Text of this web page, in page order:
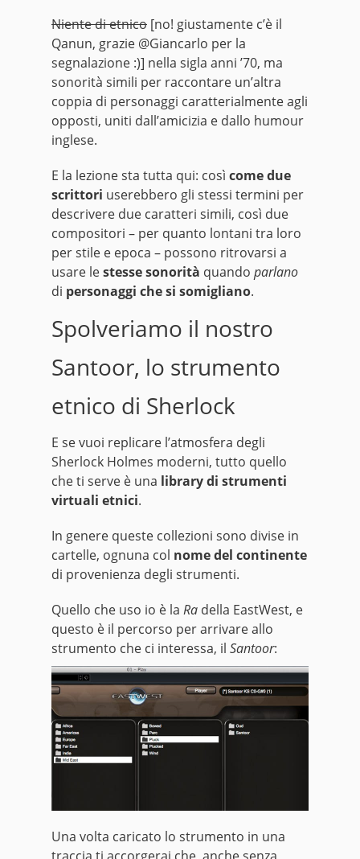
Niente di etnico [no! giustamente c’è il
Qanun, grazie @Giancarlo per la
segnalazione :)] nella sigla anni ’70, ma
sonorità simili per raccontare un’altra
coppia di personaggi caratterialmente agli
opposti, uniti dall’amicizia e dallo humour
inglese.
E la lezione sta tutta qui: così come due
scrittori userebbero gli stessi termini per
descrivere due caratteri simili, così due
compositori – per quanto lontani tra loro
per stile e epoca – possono ritrovarsi a
usare lestesse sonorità quando parlano
di personaggi che si somigliano.
Spolveriamo il nostro
Santoor, lo strumento
etnico di Sherlock
E se vuoi replicare l’atmosfera degli
Sherlock Holmes moderni, tutto quello
che ti serve è una library di strumenti
virtuali etnici.
In genere queste collezioni sono divise in
cartelle, ognuna col nome del continente
di provenienza degli strumenti.
Quello che uso io è la Ra della EastWest, e
questo è il percorso per arrivare allo
strumento che ci interessa, il Santoor:
Una volta caricato lo strumento in una